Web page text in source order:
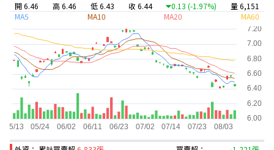
開 6.46 高 6.46 低 6.43 收 6.44 0.13 (-1.97%)
量 6,151
MA5
MA10 MA20 MA60